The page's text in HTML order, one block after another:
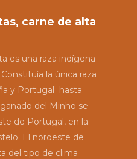
carne de alta
es una raza indígena
la única raza
y Portugal hasta
del Minho se
de Portugal, en la
El noroeste de
del tipo de clima